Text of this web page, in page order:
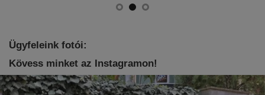
Ügyfeleink fotói:
Kövess minket az Instagramon!